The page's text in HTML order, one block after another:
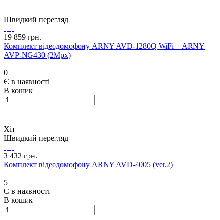
Швидкий перегляд
19 859 грн.
Комплект відеодомофону ARNY AVD-1280Q WiFi + ARNY
AVP-NG430 (2Mpx)
0
Є в наявності
В кошик
Хіт
Швидкий перегляд
3 432 грн.
Комплект відеодомофону ARNY AVD-4005 (ver.2)
5
Є в наявності
В кошик